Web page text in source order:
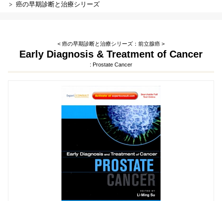
癌の早期診断と治療シリーズ
< 癌の早期診断と治療シリーズ：前立腺癌 >
Early Diagnosis & Treatment of Cancer
: Prostate Cancer